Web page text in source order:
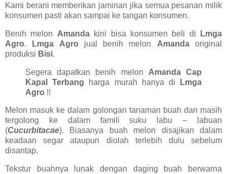
Kami berani memberikan jaminan jika semua pesanan milik
konsumen pasti akan sampai ke tangan konsumen.
Benih melon Amandakini bisa konsumen beli di
Lmga
Agro. Lmga Agro jual benih melon Amandaoriginal
produksi Bisi.
Segera dapatkan benih melon Amanda Cap
Kapal Terbang harga murah hanya di
Lmga
Agro !!
Melon masuk ke dalam golongan tanaman buah dan masih
tergolong ke dalam famili suku labu – labuan
(Cucurbitacae). Biasanya buah melon disajikan dalam
keadaan segar ataupun diolah terlebih dulu sebelum
disantap.
Tekstur buahnya lunak dengan daging buah berwarna